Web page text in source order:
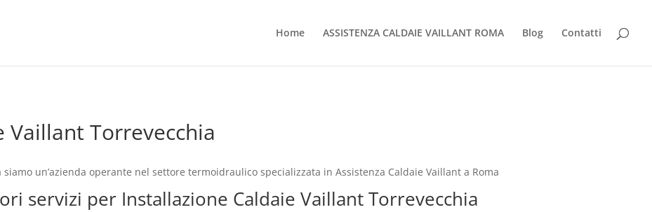
Home ASSISTENZA CALDAIE VAILLANT ROMA Blog Contatti
Vaillant Torrevecchia
un’azienda operante nel settore termoidraulico specializzata in Assistenza Caldaie Vaillant a Roma
servizi per Installazione Caldaie Vaillant Torrevecchia